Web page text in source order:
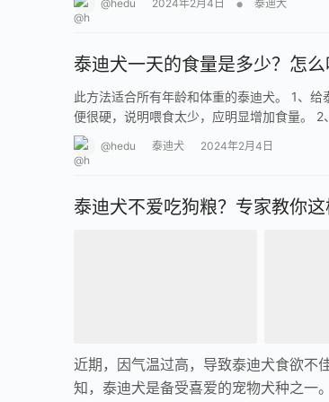
@hedu 2024年2月4日 泰迪犬
泰迪犬一天的食量是多少？怎么
此方法适合所有年龄和体重的泰迪犬。 1、
便很硬，说明喂食太少，应明显增加食量。
@hedu 泰迪犬 2024年2月4日
泰迪犬不爱吃狗粮？专家教你
近期，因气温过高，导致泰迪犬食欲不
知，泰迪犬是备受喜爱的宠物犬种之一